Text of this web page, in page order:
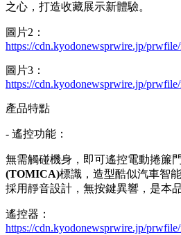
之心，打造收藏展示新體驗。
圖片2：
https://cdn.kyodonewsprwire.jp/
圖片3：
https://cdn.kyodonewsprwire.jp/
產品特點
- 遙控功能：
無需觸碰機身，即可遙控電動捲簾
(TOMICA)標識，造型酷似汽車智
採用靜音設計，無按鍵異響，是本
遙控器：
https://cdn.kyodonewsprwire.jp/